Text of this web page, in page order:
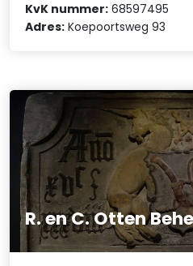
KvK nummer: 68597495
Adres: Koepoortsweg 93
R. en C. Otten